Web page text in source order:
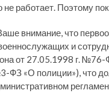
не работает. Поэтому
внимание, что
и
от 27.05.1998 г.
ФЗ «О полиции»), что